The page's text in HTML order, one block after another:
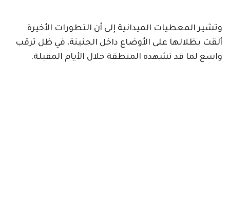
وتشير المعطيات الميدانية إلى أن التطورات الأخيرة
ألقت بظلالها على الأوضاع داخل الجنينة، في ظل ترقب
واسع لما قد تشهده المنطقة خلال الأيام المقبلة.